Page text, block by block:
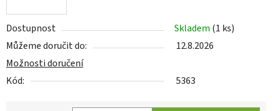
Dostupnost Skladem (1 ks)
Můžeme doručit do:
12.8.2026
Možnosti doručení
Kód:
5363